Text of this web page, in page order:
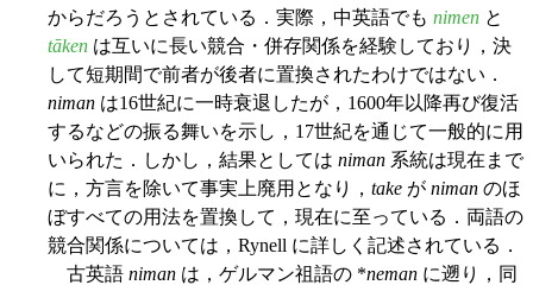
からだろうとされている．実際，中英語でも nimen と
tāken は互いに長い競合・併存関係を経験しており，決
して短期間で前者が後者に置換されたわけではない．
niman は16世紀に一時衰退したが，1600年以降再び復活
するなどの振る舞いを示し，17世紀を通じて一般的に用
いられた．しかし，結果としては niman 系統は現在まで
に，方言を除いて事実上廃用となり， take が niman のほ
ぼすべての用法を置換して，現在に至っている．両語の
競合関係については，Rynell に詳しく記述されている．
古英語 niman は，ゲルマン祖語の *neman に遡り，同